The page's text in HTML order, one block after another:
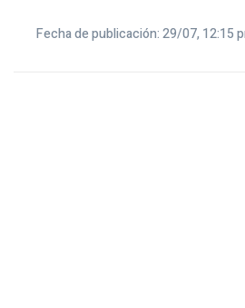
Fecha de publicación: 29/07, 12:15